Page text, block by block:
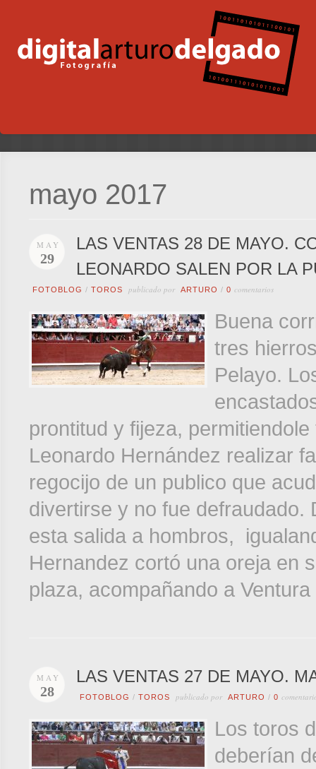
mayo 2017
MAY
29
LAS VENTAS 28 DE MAYO.
LEONARDO SALEN POR LA
FOTOBLOG / TOROS publicado por ARTURO / 0 comentarios
Buena
tres
Pelayo.
prontitud y fijeza,
Leonardo Hernández realizar
regocijo de un publico que
divertirse y no fue
esta salida a hombros,
Hernandez cortó una oreja en
plaza, acompañando a
MAY
28
LAS VENTAS 27 DE MAYO.
FOTOBLOG / TOROS publicado por ARTURO / 0
Los toros
deberían